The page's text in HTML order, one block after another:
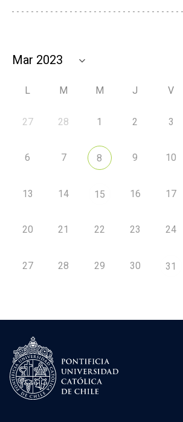
L M M J V
27 28 1 2 3
6 7 8 9 10
13 14 15 16 17
20 21 22 23 24
27 28 29 30 31